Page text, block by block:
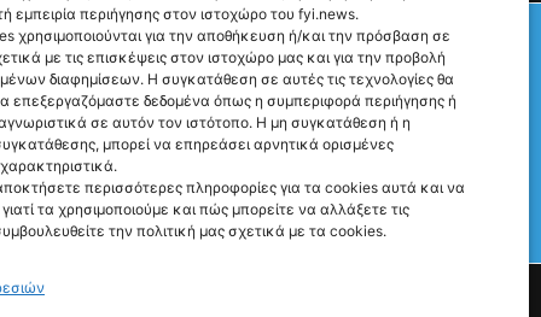
εμπειρία περιήγησης στον ιστοχώρο του fyi.news.
χρησιμοποιούνται για την αποθήκευση ή/και την πρόσβαση σε
με τις επισκέψεις στον ιστοχώρο μας και για την προβολή
διαφημίσεων. Η συγκατάθεση σε αυτές τις τεχνολογίες θα
επεξεργαζόμαστε δεδομένα όπως η συμπεριφορά περιήγησης ή
σε αυτόν τον ιστότοπο. Η μη συγκατάθεση ή η
μπορεί να επηρεάσει αρνητικά ορισμένες
χαρακτηριστικά.
περισσότερες πληροφορίες για τα cookies αυτά και να
τα χρησιμοποιούμε και πώς μπορείτε να αλλάξετε τις
την πολιτική μας σχετικά με τα cookies.
Check This!
Γιατί Υπάρχουμε